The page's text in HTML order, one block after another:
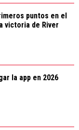
puntos en el
victoria de River
la app en 2026